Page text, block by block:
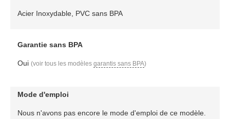
Acier Inoxydable, PVC sans BPA
Garantie sans BPA
Oui (voir tous les modèles garantis sans BPA)
Mode d'emploi
Nous n'avons pas encore le mode d'emploi de ce modèle.